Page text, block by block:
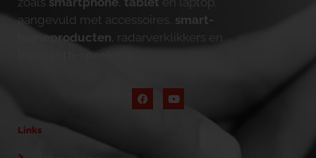
aangevuld met accessoires, smart-
homeproducten , radarverklikkers en
bluetooth-speakers
Links